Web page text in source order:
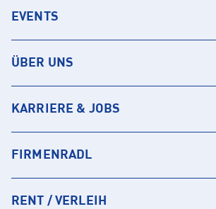
EVENTS
ÜBER UNS
KARRIERE & JOBS
FIRMENRADL
RENT / VERLEIH